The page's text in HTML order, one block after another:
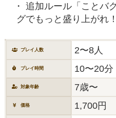
追加ルール「ことバ
グでもっと盛り上がれ！
プレイ人数 2〜8人
プレイ時間 10〜20分
対象年齢 7歳〜
価格 1,700円